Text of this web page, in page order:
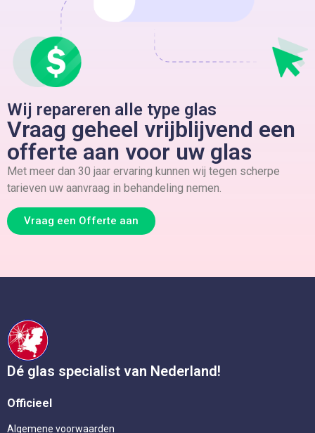
Wij repareren alle type glas
Vraag geheel vrijblijvend een
offerte aan voor uw glas
Met meer dan 30 jaar ervaring kunnen wij tegen scherpe
tarieven uw aanvraag in behandeling nemen.
Vraag een Offerte aan
Dé glas specialist van Nederland!
Officieel
Algemene voorwaarden